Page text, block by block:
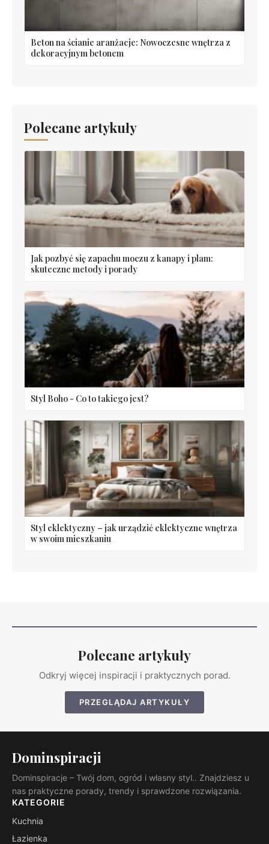
Beton na ścianie aranżacje: Nowoczesne wnętrza z
dekoracyjnym betonem
Polecane artykuły
Jak pozbyć się zapachu moczu z kanapy i plam:
skuteczne metody i porady
Styl Boho - Co to takiego jest?
Styl eklektyczny – jak urządzić eklektyczne wnętrza
w swoim mieszkaniu
Polecane artykuły
Odkryj więcej inspiracji i praktycznych porad.
PRZEGLĄDAJ ARTYKUŁY
Dominspiracji
Dominspiracje – Twój dom, ogród i własny styl.. Znajdziesz u
nas praktyczne porady, trendy i sprawdzone rozwiązania.
KATEGORIE
Kuchnia
Łazienka